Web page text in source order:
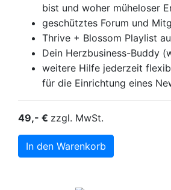
bist und woher müheloser
geschütztes Forum und
Thrive + Blossom Playlist
Dein Herzbusiness-Buddy
weitere Hilfe jederzeit
für die Einrichtung eines
49,- € zzgl. MwSt.